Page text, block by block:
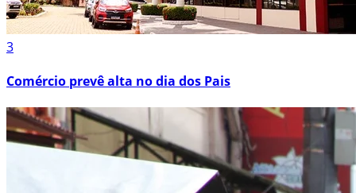
3
Comércio prevê alta no dia dos Pais